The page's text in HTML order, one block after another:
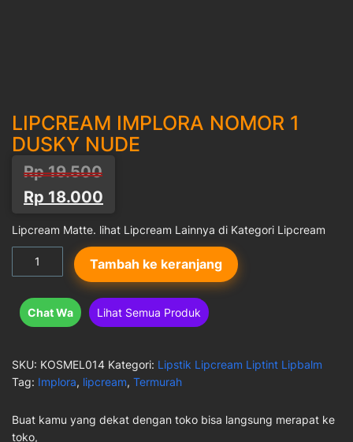
LIPCREAM IMPLORA NOMOR 1
DUSKY NUDE
Rp19.500
Harga
aslinya
adalah:
Rp 19.500.
Rp 18.000
Harga
saat
adalah:
Rp 18.000.
Lipcream Matte. lihat Lipcream Lainnya di Kategori Lipcream
Kuantitas
Nomor
Nude
Tambah ke keranjang
Chat Wa Lihat Semua Produk
SKU: KOSMEL014 Kategori: Lipstik Lipcream Liptint Lipbalm
Tag: Implora, lipcream, Termurah
Buat kamu yang dekat dengan toko bisa langsung merapat ke
toko,